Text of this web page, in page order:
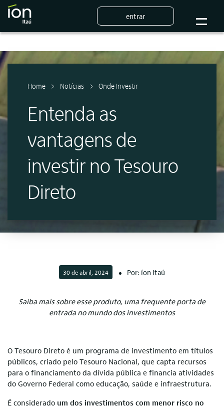
entrar
Home Notícias Onde Investir
Entenda as
vantagens de
investir no Tesouro
Direto
30 de abril, 2024 Por: íon Itaú
Saiba mais sobre esse produto, uma frequente porta de
entrada no mundo dos investimentos
O Tesouro Direto é um programa de investimento em títulos
públicos, criado pelo Tesouro Nacional, que capta recursos
para o financiamento da dívida pública e financia atividades
do Governo Federal como educação, saúde e infraestrutura.
É considerado um dos investimentos com menor risco no